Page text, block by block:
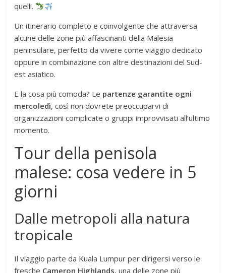
quelli.
Un itinerario completo e coinvolgente che attraversa
alcune delle zone più affascinanti della Malesia
peninsulare, perfetto da vivere come viaggio dedicato
oppure in combinazione con altre destinazioni del Sud-
est asiatico.
E la cosa più comoda? Le partenze garantite ogni
mercoledì, così non dovrete preoccuparvi di
organizzazioni complicate o gruppi improvvisati all’ultimo
momento.
Tour della penisola
malese: cosa vedere in 5
giorni
Dalle metropoli alla natura
tropicale
Il viaggio parte da Kuala Lumpur per dirigersi verso le
fresche Cameron Highlands, una delle zone più